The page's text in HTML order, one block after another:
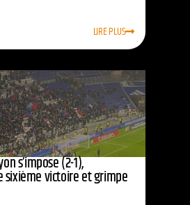
LIRE PLUS
s’impose (2-1),
sixième victoire et grimpe